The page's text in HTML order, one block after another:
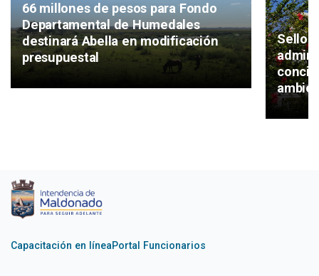
66 millones de pesos para Fondo
Departamental de Humedales
destinará Abella en modificación
presupuestal
Sello
Capacitación en líneaPortal Funcionarios